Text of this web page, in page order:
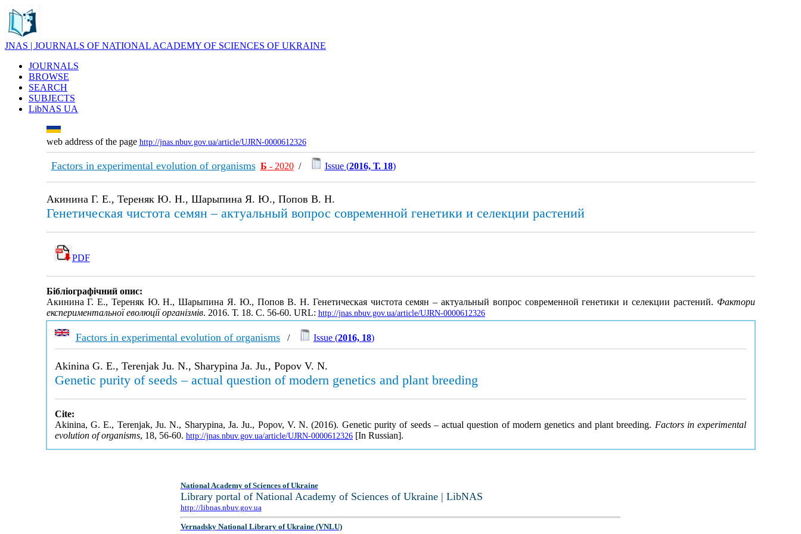
JNAS | JOURNALS OF NATIONAL ACADEMY OF SCIENCES OF UKRAINE
JOURNALS
BROWSE
SEARCH
SUBJECTS
LibNAS UA
web address of the page http://jnas.nbuv.gov.ua/article/UJRN-0000612326
Factors in experimental evolution of organisms Б - 2020/ Issue (2016, Т. 18)
Акинина Г. Е., Тереняк Ю. Н., Шарыпина Я. Ю., Попов В. Н.
Генетическая чистота семян – актуальный вопрос современной генетики и селекции растений
PDF
Бібліографічний опис:
Акинина Г. Е., Тереняк Ю. Н., Шарыпина Я. Ю., Попов В. Н. Генетическая чистота семян – актуальный вопрос современной генетики и селекции растений. Фактори
експериментальної еволюції організмів. 2016. Т. 18. С. 56-60. URL: http://jnas.nbuv.gov.ua/article/UJRN-0000612326
Factors in experimental evolution of organisms/ Issue (2016, 18)
Akinina G. E., Terenjak Ju. N., Sharypina Ja. Ju., Popov V. N.
Genetic purity of seeds – actual question of modern genetics and plant breeding
Cite:
Akinina, G. E., Terenjak, Ju. N., Sharypina, Ja. Ju., Popov, V. N. (2016). Genetic purity of seeds – actual question of modern genetics and plant breeding. Factors in experimental
evolution of organisms, 18, 56-60. http://jnas.nbuv.gov.ua/article/UJRN-0000612326[In Russian].
National Academy of Sciences of Ukraine
Library portal of National Academy of Sciences of Ukraine | LibNAS
http://libnas.nbuv.gov.ua
Vernadsky National Library of Ukraine (VNLU)